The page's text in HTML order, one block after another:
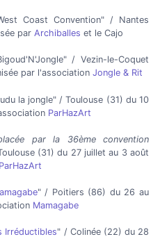
Coast Convention" / Nantes
par Archiballes et le Cajo
/ Vezin-le-Coquet
par l'association Jongle & Rit
la jongle" / Toulouse (31) du 10
ParHazArt
par la 36ème convention
(31) du 27 juillet au 3 août
ParHazArt
" / Poitiers (86) du 26 au
Mamagabe
Irréductibles" / Colinée (22) du 28